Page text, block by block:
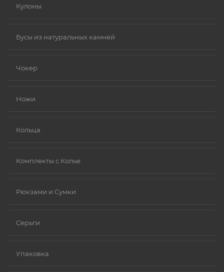
Кулоны
Бусы из натуральных камней
Чокер
Ножи
Кольца
Комплекты с Колье
Рюкзами и Сумки
Серьги
Упаковка